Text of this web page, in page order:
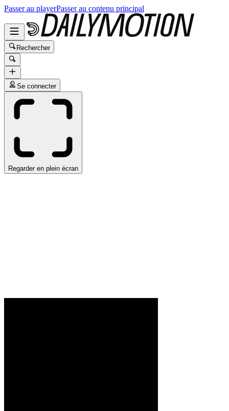
Passer au playerPasser au contenu principal
Rechercher
Se connecter
Regarder en plein écran